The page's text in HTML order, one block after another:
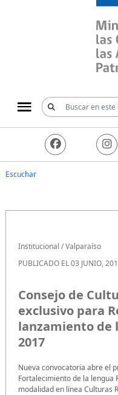
Ministerio
Escuchar
Institucional /Valparaíso
PUBLICADO EL 03 JUNIO,
Consejo de
exclusivo para
lanzamiento de
2017
Nueva convocatoria abre el
Fortalecimiento de la lengua
modalidad en línea Culturas